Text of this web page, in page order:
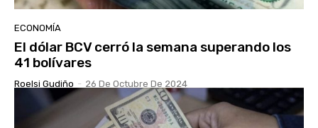
ECONOMÍA
El dólar BCV cerró la semana superando los
41 bolívares
Roelsi Gudiño - 26 De Octubre De 2024